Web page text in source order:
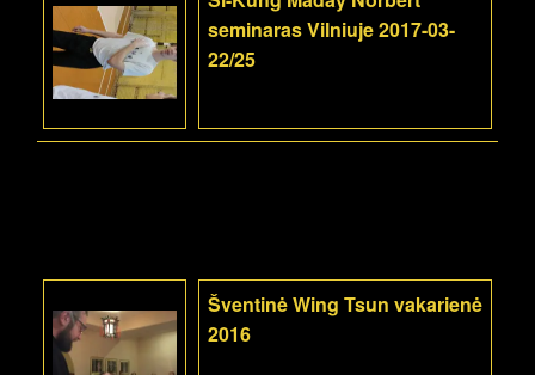
seminaras Vilniuje 2017-03-
22/25
Šventinė Wing Tsun vakarienė
2016